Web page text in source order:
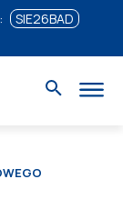
SIE26BAD